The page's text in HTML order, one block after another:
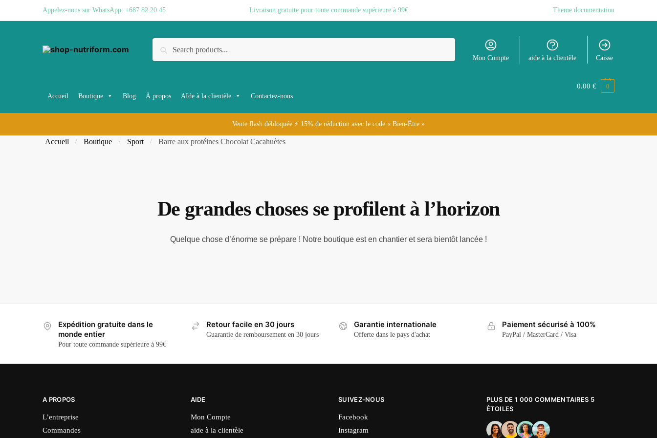
Appelez-nous sur WhatsApp: +687 82 20 45 Livraison gratuite pour toute commande supérieure à 99€ Theme documentation
pour :
Mon Compte aide à la clientèle Caisse
Accueil Boutique Blog À propos AIde à la clientèle Contactez-nous
0.00 € 0
Vente flash débloquée ⚡ 15% de réduction avec le code « Bien-Être »
Accueil / Boutique / Sport / Barre aux protéines​ Chocolat Cacahuètes
De grandes choses se profilent à l’horizon
Quelque chose d’énorme se prépare ! Notre boutique est en chantier et sera bientôt lancée !
Expédition gratuite dans le
monde entier
Pour toute commande supérieure à 99€
Retour facile en 30 jours
Guarantie de remboursement en 30 jours
Garantie internationale
Offerte dans le pays d'achat
Paiement sécurisé à 100%
PayPal / MasterCard / Visa
A PROPOS
L’entreprise
Commandes
AIDE
Mon Compte
aide à la clientèle
SUIVEZ-NOUS
Facebook
Instagram
PLUS DE 1 000 COMMENTAIRES 5
ÉTOILES